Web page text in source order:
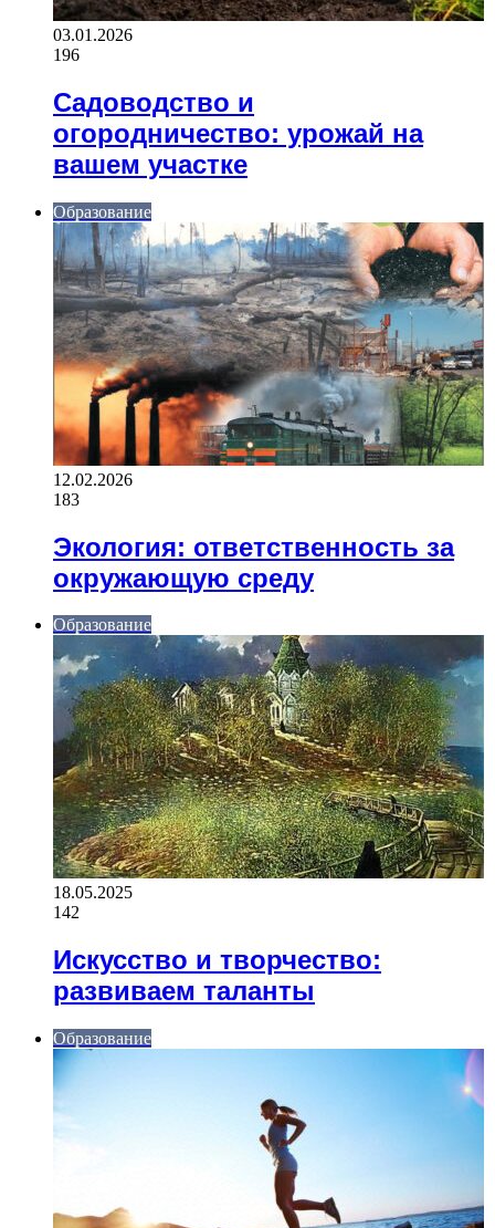
03.01.2026
196
Садоводство и
огородничество: урожай на
вашем участке
Образование
12.02.2026
183
Экология: ответственность за
окружающую среду
Образование
18.05.2025
142
Искусство и творчество:
развиваем таланты
Образование